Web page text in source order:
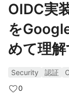
OIDC実
を
めて理
Security 認証
0